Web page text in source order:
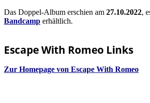
Das Doppel-Album erschien am 27.10.2022,
Bandcamp erhältlich.
Escape With Romeo Links
Zur Homepage von Escape With Romeo